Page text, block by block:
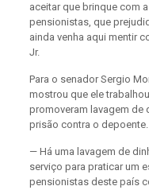
aceitar que brinque com
pensionistas, que
ainda venha aqui mentir
Jr.
Para o senador Sergio
mostrou que ele
promoveram lavagem de
prisão contra o depoente.
— Há uma lavagem de
serviço para praticar um
pensionistas deste país